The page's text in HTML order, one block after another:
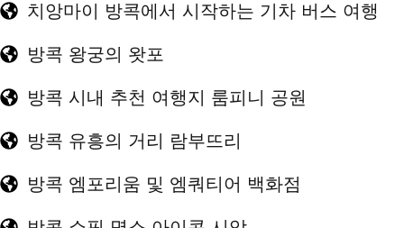
치앙마이 방콕에서 시작하는 기차 버스 여행
방콕 왕궁의 왓포
방콕 시내 추천 여행지 룸피니 공원
방콕 유흥의 거리 람부뜨리
방콕 엠포리움 및 엠쿼티어 백화점